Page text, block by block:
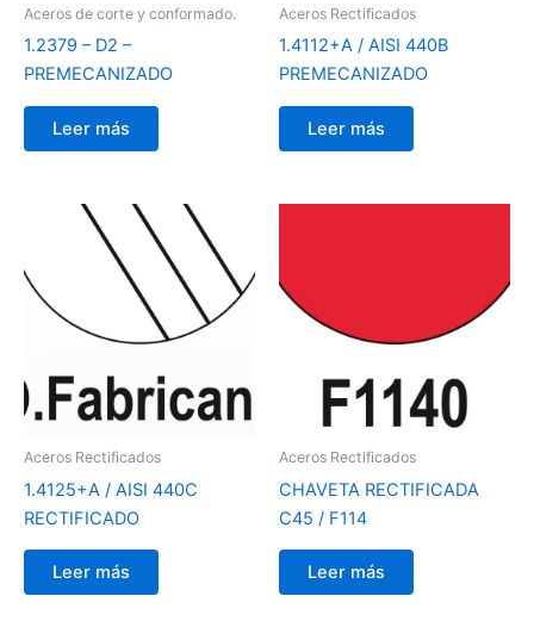
Aceros de corte y conformado.
1.2379 – D2 –
PREMECANIZADO
Leer más
Aceros Rectificados
1.4112+A / AISI 440B
PREMECANIZADO
Leer más
Aceros Rectificados
1.4125+A / AISI 440C
RECTIFICADO
Leer más
Aceros Rectificados
CHAVETA RECTIFICADA
C45 / F114
Leer más